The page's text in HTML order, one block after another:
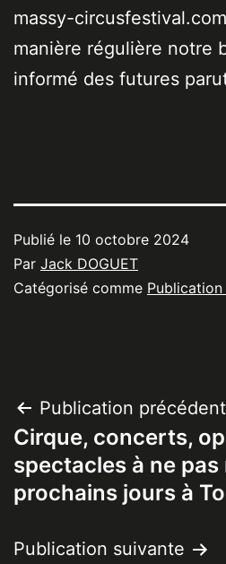
massy-
manière régulière notre
informé des futures
Publié le 10 octobre 2024
Par Jack DOGUET
Catégorisé comme
Navigation
de
l’article
Publication
Cirque, concerts,
spectacles à ne
prochains jours à
Publication suivante